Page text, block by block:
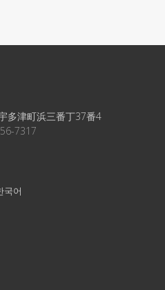
多津町浜三番丁37番4
7317
국어